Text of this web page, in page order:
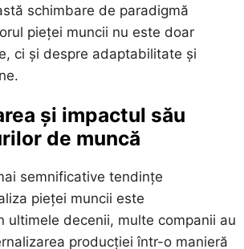
schimbare de paradigmă
pieței muncii nu este doar
ci și despre adaptabilitate și
și impactul său
de muncă
semnificative tendințe
pieței muncii este
ultimele decenii, multe companii au
producției într-o manieră